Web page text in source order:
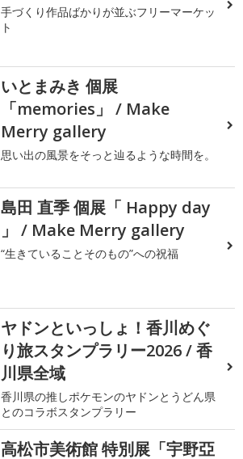
手づくり作品ばかりが並ぶフリーマーケッ
ト
いとまみき 個展
「memories」 / Make
Merry gallery
思い出の風景をそっと辿るような時間を。
島田 直季 個展「 Happy day
」 / Make Merry gallery
“生きていることそのもの”への祝福
ヤドンといっしょ！香川めぐ
り旅スタンプラリー2026 / 香
川県全域
香川県の推しポケモンのヤドンとうどん県
とのコラボスタンプラリー
高松市美術館 特別展「宇野亞